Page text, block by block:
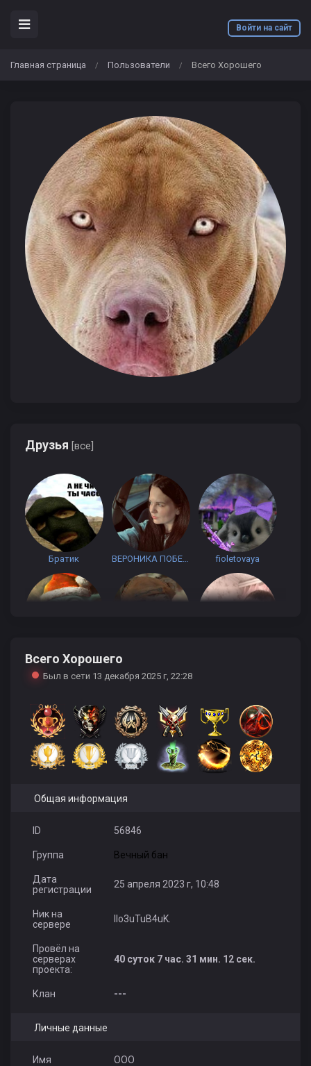
Войти на сайт
Главная страница / Пользователи / Всего Хорошего
Друзья [все]
Братик fioletovaya
June
Cebab_03 Nimezidka makson.2001
LUNA22 reki slez
ляля K_aza_H doterra
с М у р Ф и К
Всего Хорошего
Был в сети 13 декабря 2025 г, 22:28
Общая информация
ID 56846
Группа Вечный бан
Дата
регистрации
25 апреля 2023 г, 10:48
Ник на
сервере
IIo3uTuB4uK.
Провёл на
серверах
проекта:
40 суток 7 час. 31 мин. 12 сек.
Клан ---
Личные данные
Имя OOO